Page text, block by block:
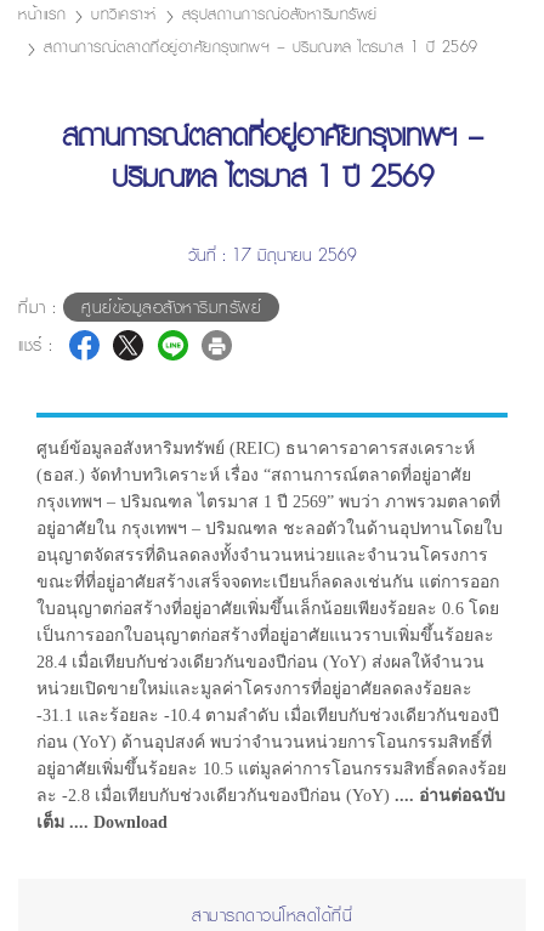
หน้าแรก บทวิเคราะห์
สรุปสถานการณ์อสังหาริมทรัพย์
สถานการณ์ตลาดที่อยู่อาศัยกรุงเทพฯ – ปริมณฑล ไตรมาส 1 ปี 2569
สถานการณ์ตลาดที่อยู่อาศัยกรุงเทพฯ –
ปริมณฑล ไตรมาส 1 ปี 2569
วันที่ : 17 มิถุนายน 2569
ที่มา :
ศูนย์ข้อมูลอสังหาริมทรัพย์
แชร์ :
ศูนย์ข้อมูลอสังหาริมทรัพย์ (REIC) ธนาคารอาคารสงเคราะห์
(ธอส.) จัดทำบทวิเคราะห์ เรื่อง “สถานการณ์ตลาดที่อยู่อาศัย
กรุงเทพฯ – ปริมณฑล ไตรมาส 1 ปี 2569” พบว่า ภาพรวมตลาดที่
อยู่อาศัยใน กรุงเทพฯ – ปริมณฑล ชะลอตัวในด้านอุปทานโดยใบ
อนุญาตจัดสรรที่ดินลดลงทั้งจำนวนหน่วยและจำนวนโครงการ
ขณะที่ที่อยู่อาศัยสร้างเสร็จจดทะเบียนก็ลดลงเช่นกัน แต่การออก
ใบอนุญาตก่อสร้างที่อยู่อาศัยเพิ่มขึ้นเล็กน้อยเพียงร้อยละ 0.6 โดย
เป็นการออกใบอนุญาตก่อสร้างที่อยู่อาศัยแนวราบเพิ่มขึ้นร้อยละ
28.4 เมื่อเทียบกับช่วงเดียวกันของปีก่อน (YoY) ส่งผลให้จำนวน
หน่วยเปิดขายใหม่และมูลค่าโครงการที่อยู่อาศัยลดลงร้อยละ
-31.1 และร้อยละ -10.4 ตามลำดับ เมื่อเทียบกับช่วงเดียวกันของปี
ก่อน (YoY) ด้านอุปสงค์ พบว่าจำนวนหน่วยการโอนกรรมสิทธิ์ที่
อยู่อาศัยเพิ่มขึ้นร้อยละ 10.5 แต่มูลค่าการโอนกรรมสิทธิ์ลดลงร้อย
ละ -2.8 เมื่อเทียบกับช่วงเดียวกันของปีก่อน (YoY) .... อ่านต่อฉบับ
เต็ม .... Download
สามารถดาวน์โหลดได้ที่นี่